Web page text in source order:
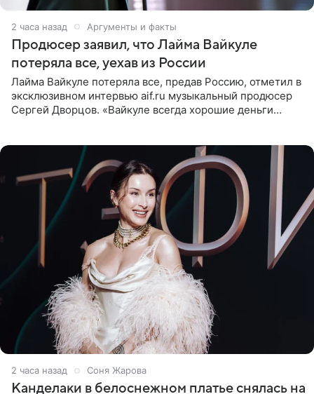
2 часа назад Аргументы и факты
Продюсер заявил, что Лайма Вайкуле
потеряла все, уехав из России
Лайма Вайкуле потеряла все, предав Россию, отметил в
эксклюзивном интервью aif.ru музыкальный продюсер
Сергей Дворцов. «Вайкуле всегда хорошие деньги
2 часа назад Соня Жарова
Канделаки в белоснежном платье снялась на